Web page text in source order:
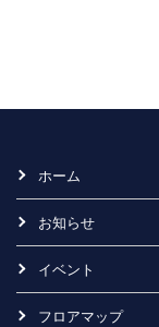
ホーム
お知らせ
イベント
フロアマップ